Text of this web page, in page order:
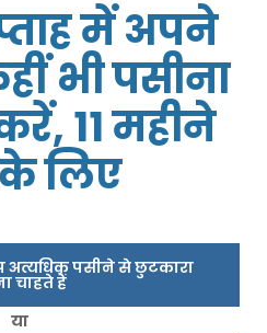
में अपने
भी पसीना
11 महीने
लिए
पसीने से छुटकारा
चाहते हैं
या